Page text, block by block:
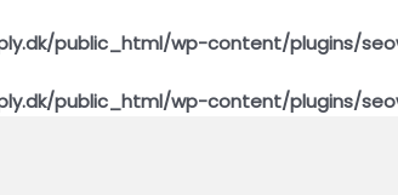
public_html/wp-content/plugins/
public_html/wp-content/plugins/